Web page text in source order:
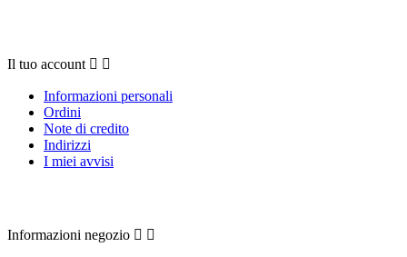
Il tuo account  
Informazioni personali
Ordini
Note di credito
Indirizzi
I miei avvisi
Informazioni negozio  